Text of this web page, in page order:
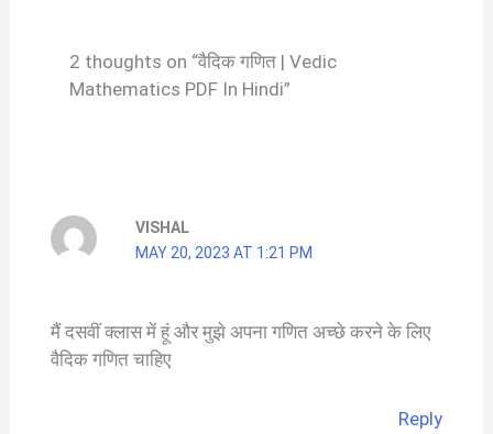
2 thoughts on “वैदिक गणित | Vedic
Mathematics PDF In Hindi”
VISHAL
MAY 20, 2023 AT 1:21 PM
मैं दसवीं क्लास में हूं और मुझे अपना गणित अच्छे करने के लिए
वैदिक गणित चाहिए
Reply